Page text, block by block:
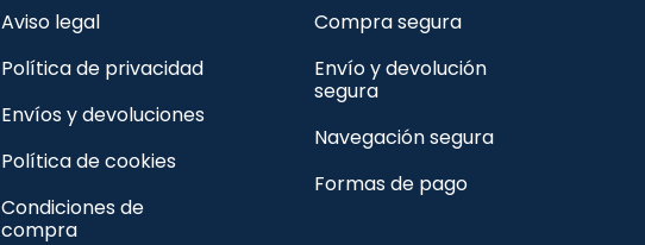
Aviso legal
Política de privacidad
Envíos y devoluciones
Política de cookies
Condiciones de
compra
Compra segura
Envío y devolución
segura
Navegación segura
Formas de pago